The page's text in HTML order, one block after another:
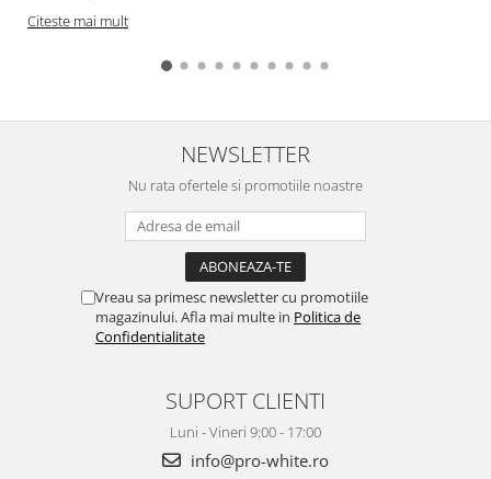
Citeste mai mult
NEWSLETTER
Nu rata ofertele si promotiile noastre
Vreau sa primesc newsletter cu promotiile
magazinului. Afla mai multe in Politica de
Confidentialitate
SUPORT CLIENTI
Luni - Vineri 9:00 - 17:00
info@pro-white.ro